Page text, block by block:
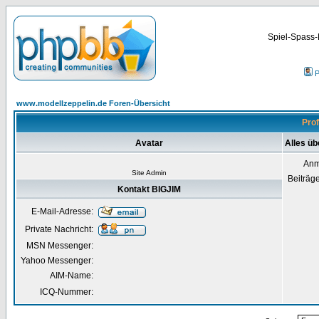
Spiel-
www.modellzeppelin.de Foren-Übersicht
Avatar Alles
Site Admin
Kontakt BIGJIM
E-Mail-Adresse:
Private Nachricht:
MSN Messenger:
Yahoo Messenger:
AIM-Name:
ICQ-Nummer: